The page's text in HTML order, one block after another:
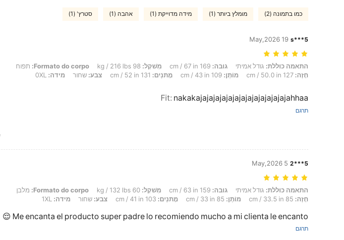
כמו בתמונה (2) מומלץ ביותר (1) מידה מדוייקת (1) אהבה (1) סטרץ' (1)
s***5
19 May,2026
התאמה כוללת: גודל אמיתי, גובה: 169 cm / 67 in, מִשׁקָל: 98 kg / 216 lbs, Formato do corpo: תפוח, חָזֶה: 127 cm / 50.0 in, מוֹתֶן: 109 cm / 43 in, מָתנַיִם: 131 cm / 52 in, צבע: שחור, מידה: 0XL
התאמה כוללת: גודל אמיתי גובה: מִשׁקָל: Formato do corpo: תפוח
חָזֶה:
מוֹתֶן: מָתנַיִם: צבע: שחור מידה:
Fit: nakakajajajajajajajajajajajajajajahhaa
תרגם
5***2
5 May,2026
התאמה כוללת: גודל אמיתי, גובה: 159 cm / 63 in, מִשׁקָל: 60 kg / 132 lbs, Formato do corpo: מלבן, חָזֶה: 85 cm / 33.5 in, מוֹתֶן: 85 cm / 33 in, מָתנַיִם: 103 cm / 41 in, צבע: שחור, מידה: 1XL
התאמה כוללת: גודל אמיתי גובה: מִשׁקָל: Formato do corpo: מלבן
חָזֶה:
מוֹתֶן: מָתנַיִם: צבע: שחור מידה:
Me encanta el producto super padre lo recomiendo mucho a mi clienta le encanto 😌
תרגם